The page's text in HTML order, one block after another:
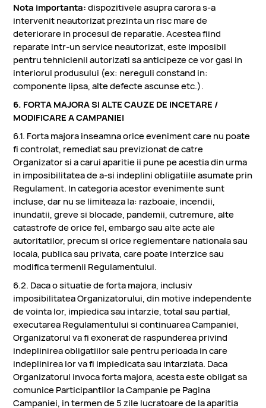
Nota importanta:dispozitivele asupra carora s-a
intervenit neautorizat prezinta un risc mare de
deteriorare in procesul de reparatie. Acestea fiind
reparate intr-un service neautorizat, este imposibil
pentru tehnicienii autorizati sa anticipeze ce vor gasi in
interiorul produsului (ex: nereguli constand in:
componente lipsa, alte defecte ascunse etc.).
6. FORTA MAJORA SI ALTE CAUZE DE INCETARE /
MODIFICARE A CAMPANIEI
6.1. Forta majora inseamna orice eveniment care nu poate
fi controlat, remediat sau previzionat de catre
Organizator si a carui aparitie ii pune pe acestia din urma
in imposibilitatea de a-si indeplini obligatiile asumate prin
Regulament. In categoria acestor evenimente sunt
incluse, dar nu se limiteaza la: razboaie, incendii,
inundatii, greve si blocade, pandemii, cutremure, alte
catastrofe de orice fel, embargo sau alte acte ale
autoritatilor, precum si orice reglementare nationala sau
locala, publica sau privata, care poate interzice sau
modifica termenii Regulamentului.
6.2. Daca o situatie de forta majora, inclusiv
imposibilitatea Organizatorului, din motive independente
de vointa lor, impiedica sau intarzie, total sau partial,
executarea Regulamentului si continuarea Campaniei,
Organizatorul va fi exonerat de raspunderea privind
indeplinirea obligatiilor sale pentru perioada in care
indeplinirea lor va fi impiedicata sau intarziata. Daca
Organizatorul invoca forta majora, acesta este obligat sa
comunice Participantilor la Campanie pe Pagina
Campaniei, in termen de 5 zile lucratoare de la aparitia